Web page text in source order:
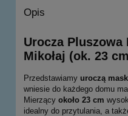
Opis
Urocza
Mikołaj (ok. 23
Przedstawiamy uroczą
wniesie do każdego domu
Mierzący około 23 cm
idealny do przytulania, a